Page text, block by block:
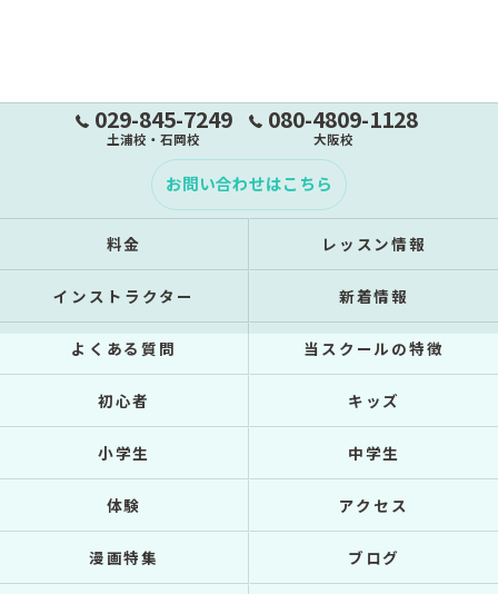
029-845-7249
土浦校・石岡校
080-4809-1128
大阪校
お問い合わせはこちら
料金 レッスン情報
インストラクター 新着情報
よくある質問 当スクールの特徴
初心者 キッズ
小学生 中学生
体験 アクセス
漫画特集 ブログ